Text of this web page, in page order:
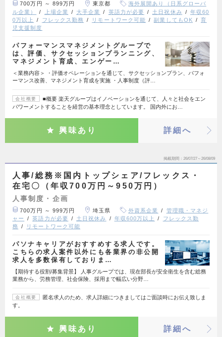
700万円 ～ 899万円 東京都
海外展開あり（日系グローバ
ル企業）
上場企業 大手企業 英語力が必要 土日祝休み
年収60
0万以上
フレックス勤務 リモートワーク可能 副業してもOK
育
児支援制度
パフォーマンスマネジメントグループで
は、評価、サクセッションプランニング、
マネジメント育成、エンゲー…
＜業務内容＞ ・評価オペレーションを通じて、サクセッションプラン、パフォ
ーマンス改善、マネジメント育成を実施 ・人事制度（評…
会社概要
■概要 楽天グループはイノベーションを通じて、人々と社会をエン
パワーメントすることを経営の基本理念としています。 国内外にお…
興味あり 詳細へ
掲載期間 26/07/27～26/08/09
人事/総務※国内トップシェア/フレックス・
在宅〇（年収700万円～950万円）
人事制度・企画
700万円 ～ 999万円 埼玉県 外資系企業
管理職・マネジ
ャー
英語力が必要 土日祝休み 年収600万以上
フレックス勤
務
リモートワーク可能
パソナキャリアがおすすめする求人です。
こちらの求人案件以外にも各業界の非公開
求人を多数保有しておりま…
【期待する役割/募集背景】 人事グループでは、現在部長が安全衛生を含む総務
業務から、労務管理、社会保険、採用まで幅広い分野…
会社概要
匿名求人のため、求人詳細につきましてはご面談時にお伝え致しま
す。
興味あり 詳細へ